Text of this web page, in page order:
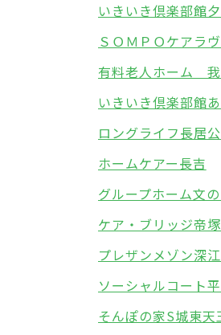
いきいき倶楽部館
ＳＯＭＰＯケアラ
有料老人ホーム
いきいき倶楽部館
ロングライフ長居
ホームケアー長吉
グループホーム文
ケア・ブリッジ帝
プレザンメゾン深
ソーシャルコート
そんぽの家S城東天